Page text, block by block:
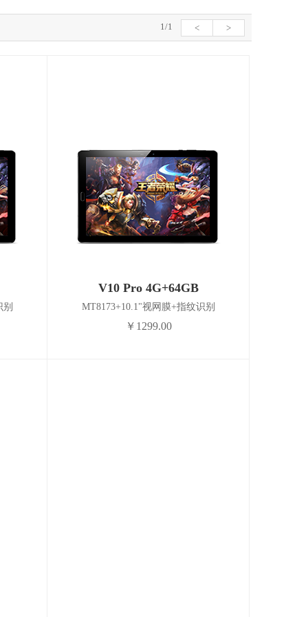
1/1 < >
别
V10 Pro 4G+64GB
MT8173+10.1"视网膜+指纹识别
￥1299.00